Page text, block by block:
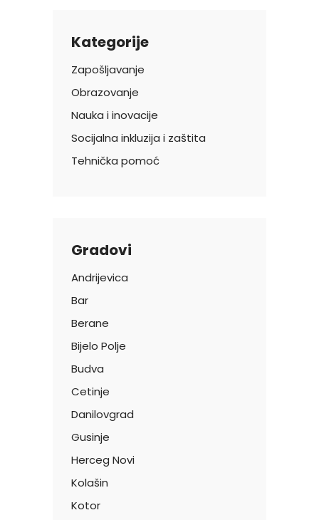
Kategorije
Zapošljavanje
Obrazovanje
Nauka i inovacije
Socijalna inkluzija i zaštita
Tehnička pomoć
Gradovi
Andrijevica
Bar
Berane
Bijelo Polje
Budva
Cetinje
Danilovgrad
Gusinje
Herceg Novi
Kolašin
Kotor